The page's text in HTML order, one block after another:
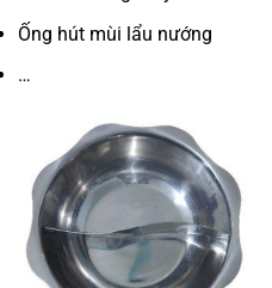
Ống hút mùi lẩu nướng
…